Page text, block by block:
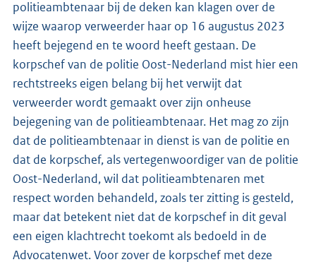
politieambtenaar bij de deken kan klagen over de
wijze waarop verweerder haar op 16 augustus 2023
heeft bejegend en te woord heeft gestaan. De
korpschef van de politie Oost-Nederland mist hier een
rechtstreeks eigen belang bij het verwijt dat
verweerder wordt gemaakt over zijn onheuse
bejegening van de politieambtenaar. Het mag zo zijn
dat de politieambtenaar in dienst is van de politie en
dat de korpschef, als vertegenwoordiger van de politie
Oost-Nederland, wil dat politieambtenaren met
respect worden behandeld, zoals ter zitting is gesteld,
maar dat betekent niet dat de korpschef in dit geval
een eigen klachtrecht toekomt als bedoeld in de
Advocatenwet. Voor zover de korpschef met deze